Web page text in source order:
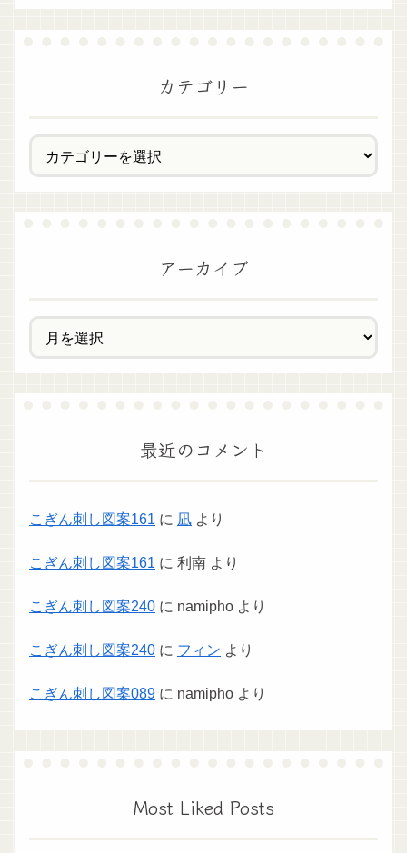
カテゴリー
アーカイブ
最近のコメント
こぎん刺し図案161 に 凪 より
こぎん刺し図案161 に 利南 より
こぎん刺し図案240 に namipho より
こぎん刺し図案240 に フィン より
こぎん刺し図案089 に namipho より
Most Liked Posts